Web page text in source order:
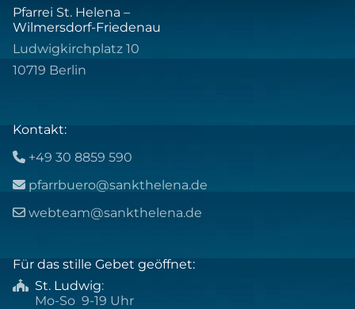
Pfarrei St. Helena –
Wilmersdorf-Friedenau
Ludwigkirchplatz 10
10719 Berlin
Kontakt:
 +49 30 8859 590
 pfarrbuero@sankthelena.de
 webteam@sankthelena.de
Für das stille Gebet geöffnet:
 St. Ludwig:
Mo-So 9-19 Uhr